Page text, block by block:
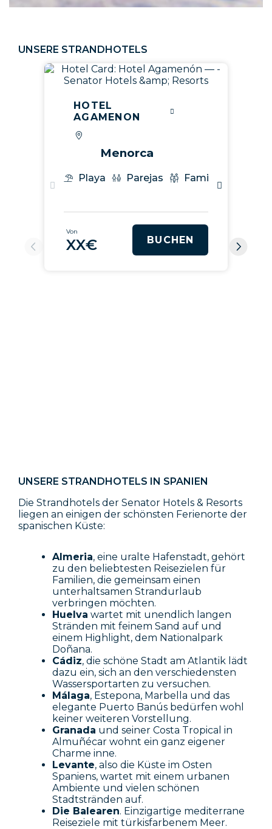
UNSERE STRANDHOTELS
HOTEL
AGAMENON
Menorca
Playa Parejas Familias
Von
XX€ BUCHEN
UNSERE STRANDHOTELS IN SPANIEN
Die Strandhotels der Senator Hotels & Resorts
liegen an einigen der schönsten Ferienorte der
spanischen Küste:
Almeria, eine uralte Hafenstadt, gehört
zu den beliebtesten Reisezielen für
Familien, die gemeinsam einen
unterhaltsamen Strandurlaub
verbringen möchten.
Huelva wartet mit unendlich langen
Stränden mit feinem Sand auf und
einem Highlight, dem Nationalpark
Doñana.
Cádiz, die schöne Stadt am Atlantik lädt
dazu ein, sich an den verschiedensten
Wassersportarten zu versuchen.
Málaga, Estepona, Marbella und das
elegante Puerto Banús bedürfen wohl
keiner weiteren Vorstellung.
Granada und seiner Costa Tropical in
Almuñécar wohnt ein ganz eigener
Charme inne.
Levante, also die Küste im Osten
Spaniens, wartet mit einem urbanen
Ambiente und vielen schönen
Stadtstränden auf.
Die Balearen. Einzigartige mediterrane
Reiseziele mit türkisfarbenem Meer.